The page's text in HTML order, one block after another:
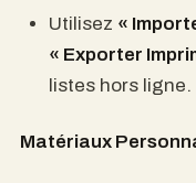
Utilisez «
« Exporter
listes hors ligne.
Matériaux